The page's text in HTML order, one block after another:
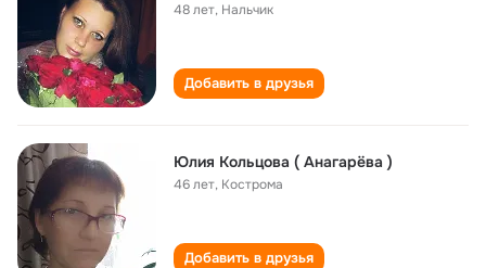
48 лет, Нальчик
Добавить в друзья
Юлия Кольцова ( Анагарёва )
46 лет, Кострома
Добавить в друзья